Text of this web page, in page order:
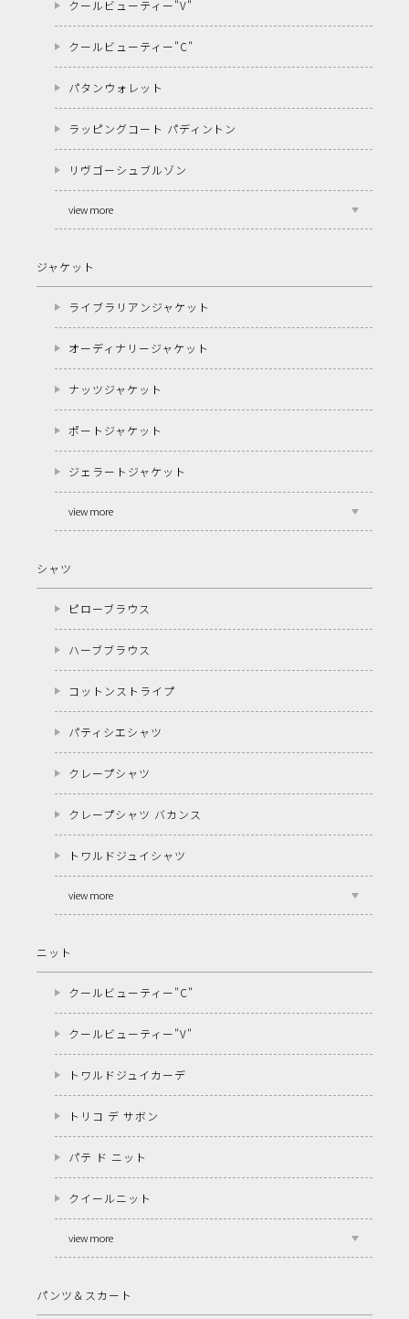
クールビューティー"V"
クールビューティー"C"
パタンウォレット
ラッピングコート パディントン
リヴゴーシュブルゾン
view more
ジャケット
ライブラリアンジャケット
オーディナリージャケット
ナッツジャケット
ポートジャケット
ジェラートジャケット
view more
シャツ
ピローブラウス
ハーブブラウス
コットンストライプ
パティシエシャツ
クレープシャツ
クレープシャツ バカンス
トワルドジュイシャツ
view more
ニット
クールビューティー"C"
クールビューティー"V"
トワルドジュイカーデ
トリコ デ サボン
パテ ド ニット
クイールニット
view more
パンツ＆スカート